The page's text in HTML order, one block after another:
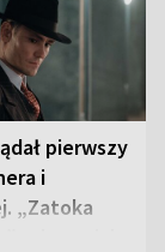
pierwszy
i
„Zatoka
od razu ich